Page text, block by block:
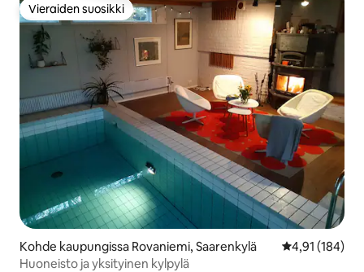
Vieraiden suosikki
Vieraiden suosikki
Kohde kaupungissa Rovaniemi, Saarenkylä
4,91 (184)
Huoneisto ja yksityinen kylpylä